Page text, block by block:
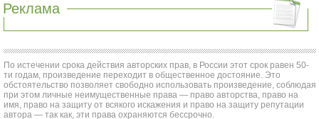
Реклама
По истечении срока действия авторских прав, в России этот срок равен 50-
ти годам, произведение переходит в общественное достояние. Это
обстоятельство позволяет свободно использовать произведение, соблюдая
при этом личные неимущественные права — право авторства, право на
имя, право на защиту от всякого искажения и право на защиту репутации
автора — так как, эти права охраняются бессрочно.